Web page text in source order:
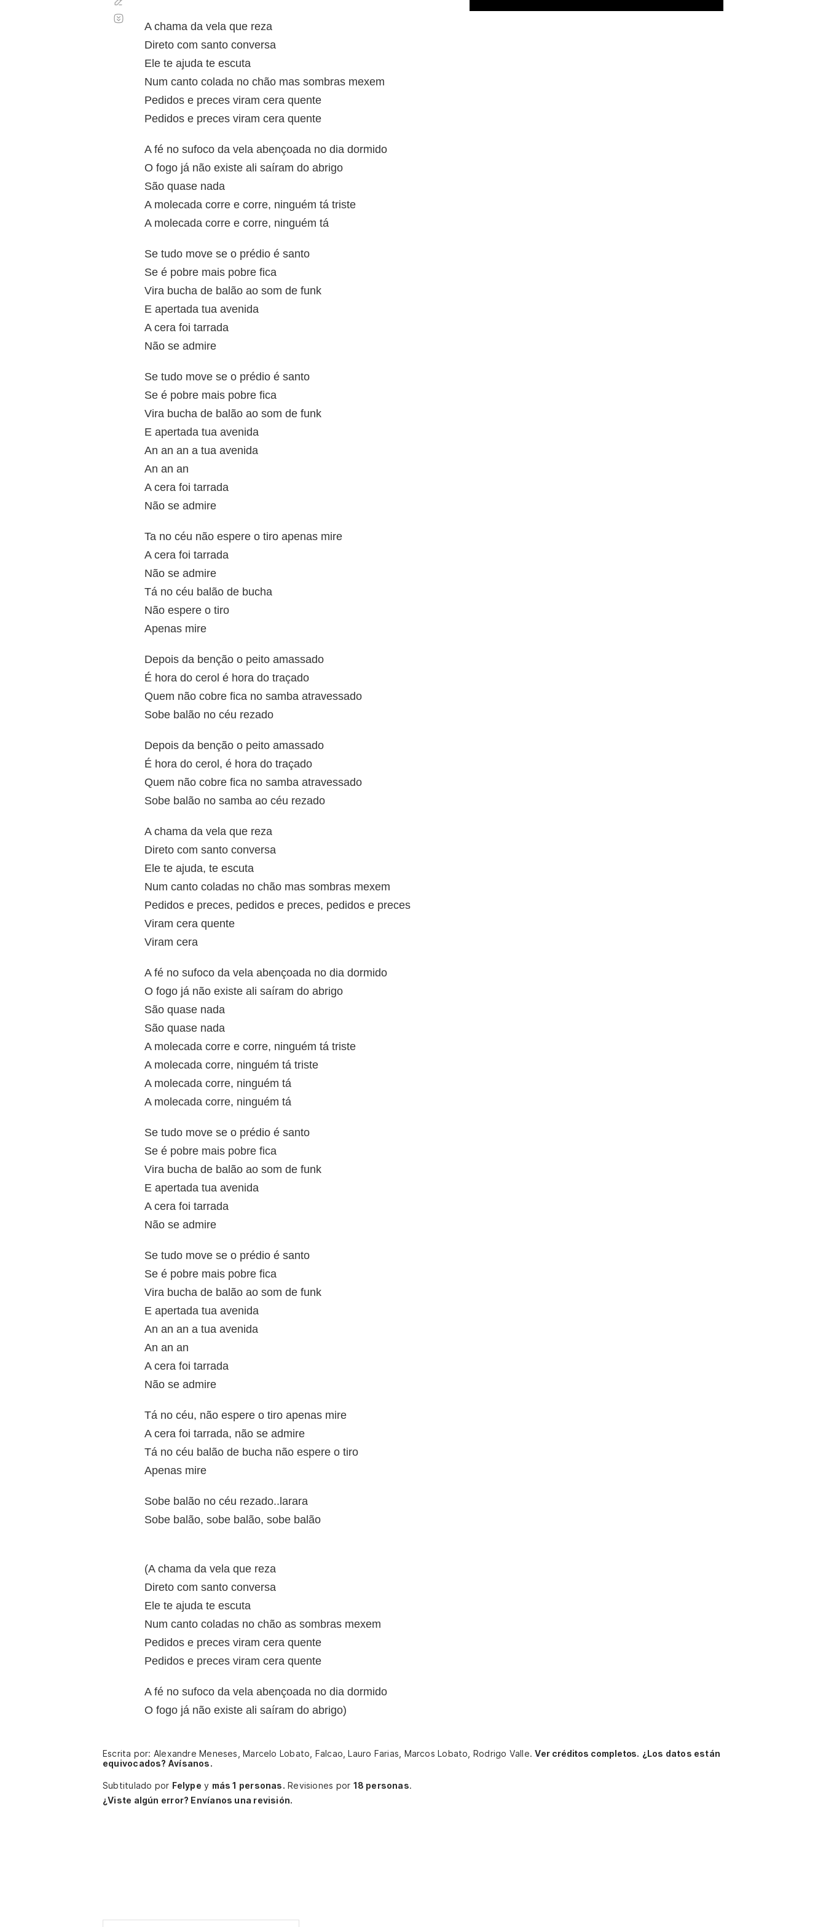
A chama da vela que reza
Direto com santo conversa
Ele te ajuda te escuta
Num canto colada no chão mas sombras mexem
Pedidos e preces viram cera quente
Pedidos e preces viram cera quente
A fé no sufoco da vela abençoada no dia dormido
O fogo já não existe ali saíram do abrigo
São quase nada
A molecada corre e corre, ninguém tá triste
A molecada corre e corre, ninguém tá
Se tudo move se o prédio é santo
Se é pobre mais pobre fica
Vira bucha de balão ao som de funk
E apertada tua avenida
A cera foi tarrada
Não se admire
Se tudo move se o prédio é santo
Se é pobre mais pobre fica
Vira bucha de balão ao som de funk
E apertada tua avenida
An an an a tua avenida
An an an
A cera foi tarrada
Não se admire
Ta no céu não espere o tiro apenas mire
A cera foi tarrada
Não se admire
Tá no céu balão de bucha
Não espere o tiro
Apenas mire
Depois da benção o peito amassado
É hora do cerol é hora do traçado
Quem não cobre fica no samba atravessado
Sobe balão no céu rezado
Depois da benção o peito amassado
É hora do cerol, é hora do traçado
Quem não cobre fica no samba atravessado
Sobe balão no samba ao céu rezado
A chama da vela que reza
Direto com santo conversa
Ele te ajuda, te escuta
Num canto coladas no chão mas sombras mexem
Pedidos e preces, pedidos e preces, pedidos e preces
Viram cera quente
Viram cera
A fé no sufoco da vela abençoada no dia dormido
O fogo já não existe ali saíram do abrigo
São quase nada
São quase nada
A molecada corre e corre, ninguém tá triste
A molecada corre, ninguém tá triste
A molecada corre, ninguém tá
A molecada corre, ninguém tá
Se tudo move se o prédio é santo
Se é pobre mais pobre fica
Vira bucha de balão ao som de funk
E apertada tua avenida
A cera foi tarrada
Não se admire
Se tudo move se o prédio é santo
Se é pobre mais pobre fica
Vira bucha de balão ao som de funk
E apertada tua avenida
An an an a tua avenida
An an an
A cera foi tarrada
Não se admire
Tá no céu, não espere o tiro apenas mire
A cera foi tarrada, não se admire
Tá no céu balão de bucha não espere o tiro
Apenas mire
Sobe balão no céu rezado..larara
Sobe balão, sobe balão, sobe balão
(A chama da vela que reza
Direto com santo conversa
Ele te ajuda te escuta
Num canto coladas no chão as sombras mexem
Pedidos e preces viram cera quente
Pedidos e preces viram cera quente
A fé no sufoco da vela abençoada no dia dormido
O fogo já não existe ali saíram do abrigo)
automático
Escrita por: Alexandre Meneses, Marcelo Lobato, Falcao, Lauro Farias, Marcos Lobato, Rodrigo Valle.Ver créditos completos. ¿Los datos están
equivocados? Avísanos.
Subtitulado por Felype y más 1 personas. Revisiones por 18 personas.
¿Viste algún error? Envíanos una revisión.